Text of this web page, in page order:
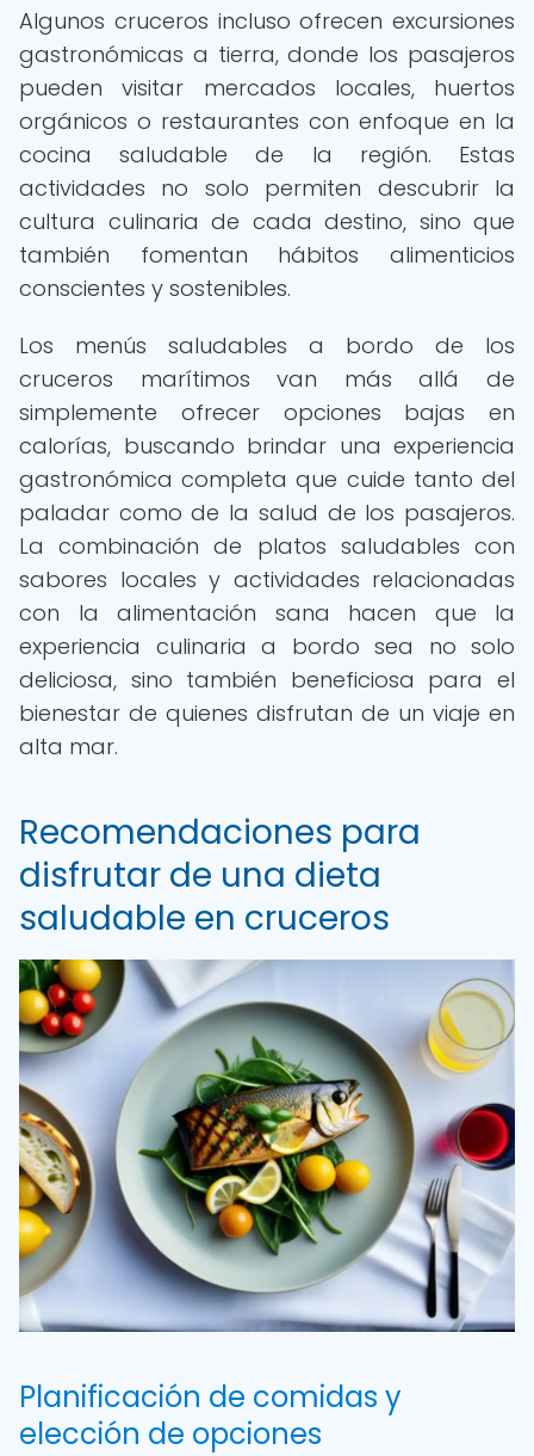
Algunos cruceros incluso ofrecen excursiones
gastronómicas a tierra, donde los pasajeros
pueden visitar mercados locales, huertos
orgánicos o restaurantes con enfoque en la
cocina saludable de la región. Estas
actividades no solo permiten descubrir la
cultura culinaria de cada destino, sino que
también fomentan hábitos alimenticios
conscientes y sostenibles.
Los menús saludables a bordo de los
cruceros marítimos van más allá de
simplemente ofrecer opciones bajas en
calorías, buscando brindar una experiencia
gastronómica completa que cuide tanto del
paladar como de la salud de los pasajeros.
La combinación de platos saludables con
sabores locales y actividades relacionadas
con la alimentación sana hacen que la
experiencia culinaria a bordo sea no solo
deliciosa, sino también beneficiosa para el
bienestar de quienes disfrutan de un viaje en
alta mar.
Recomendaciones para
disfrutar de una dieta
saludable en cruceros
Planificación de comidas y
elección de opciones